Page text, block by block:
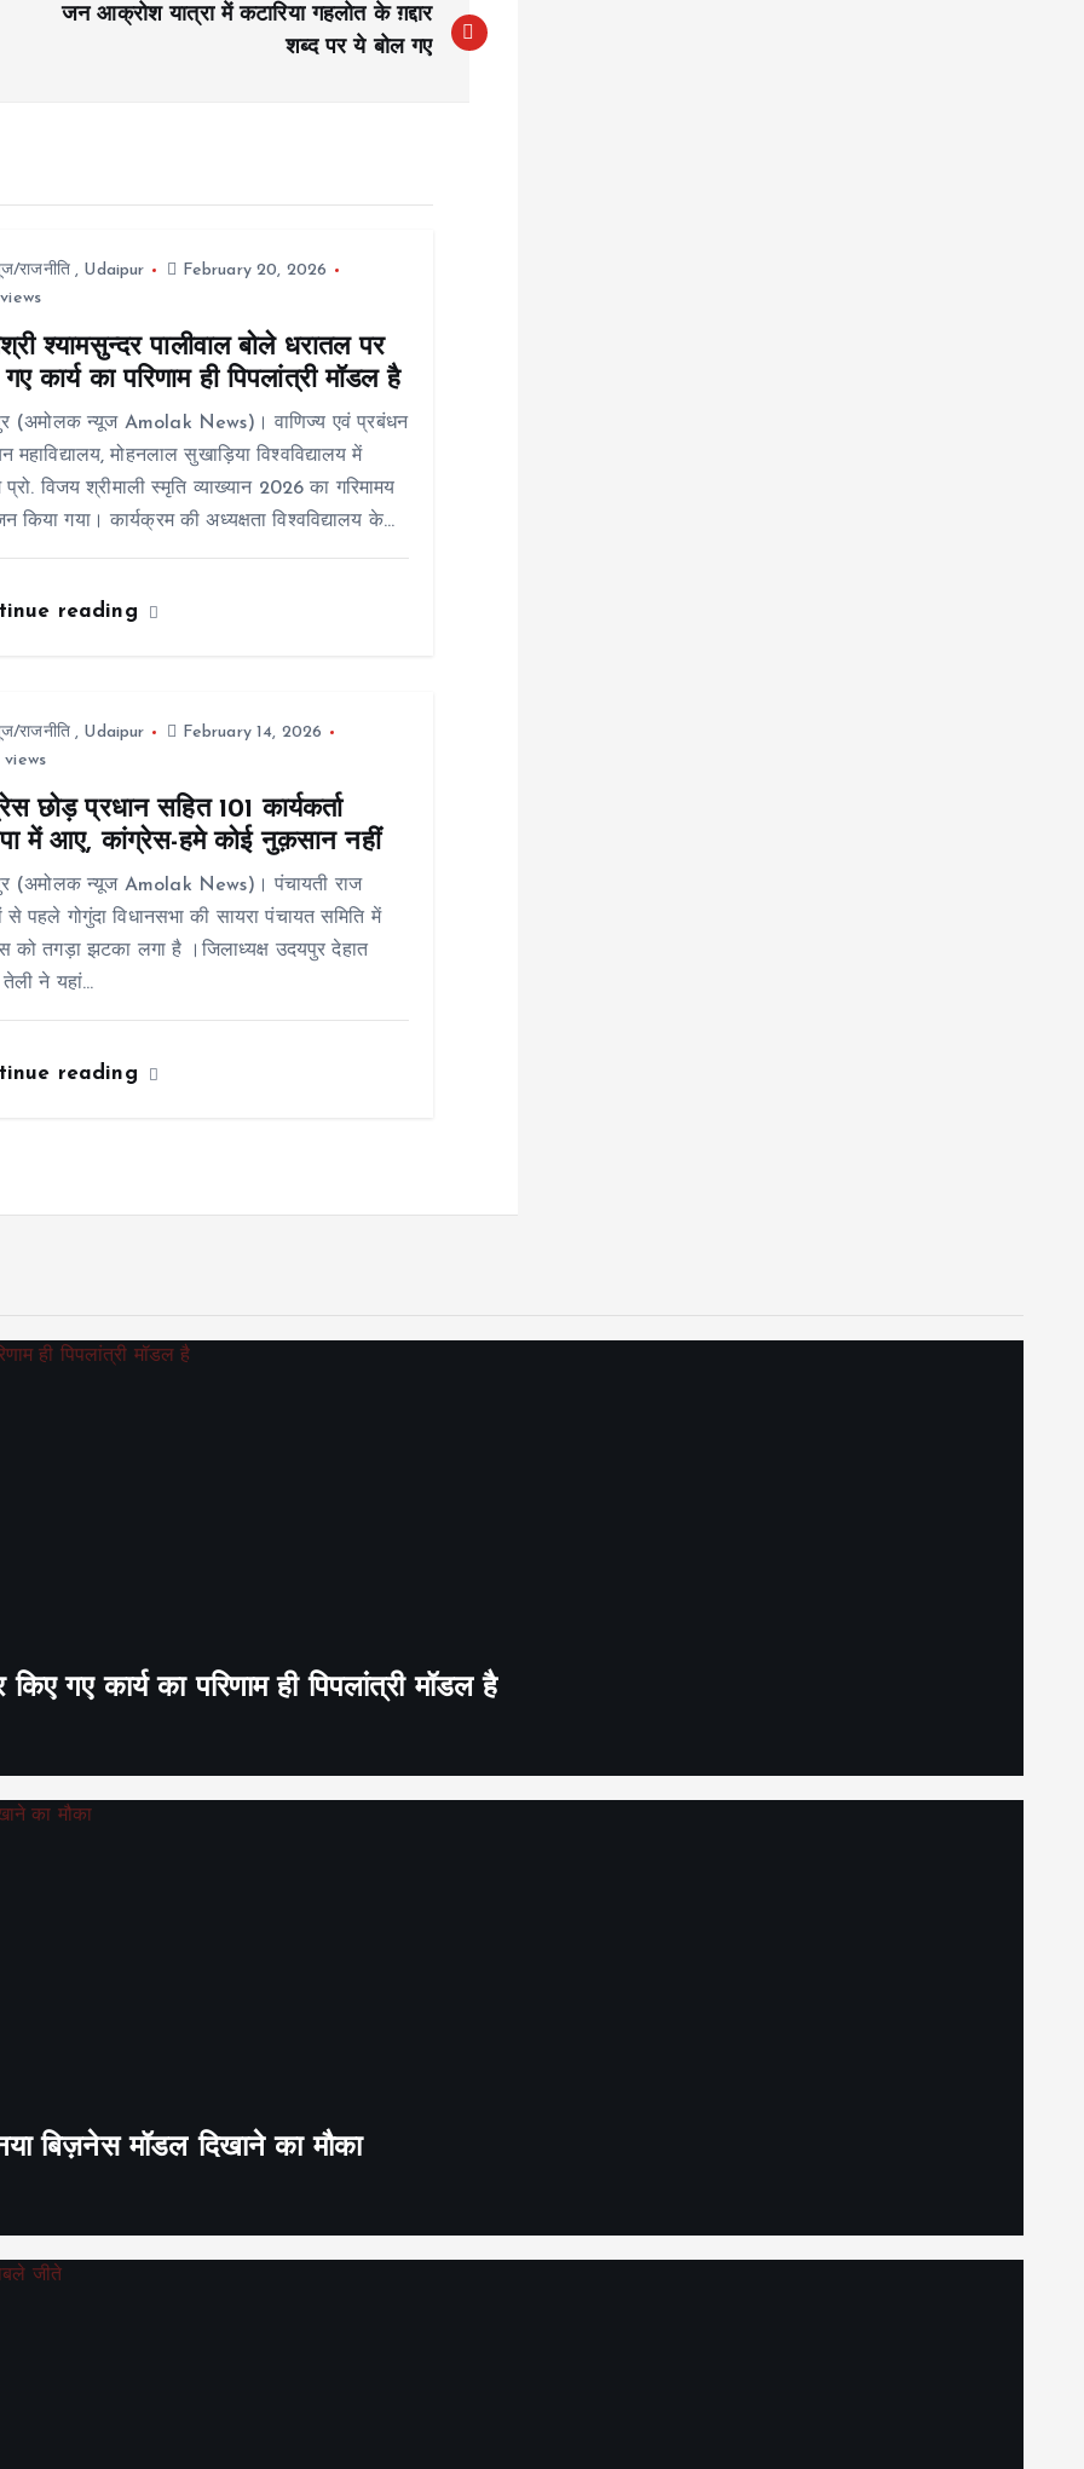
जन आक्रोश यात्रा में कटारिया गहलोत के ग़द्दार
शब्द पर ये बोल गए
राजनीति, Udaipur
February 20, 2026
views
श्यामसुन्दर पालीवाल बोले धरातल पर
कार्य का परिणाम ही पिपलांत्री मॉडल है
(अमोलक न्यूज Amolak News)। वाणिज्य एवं प्रबंधन
महाविद्यालय, मोहनलाल सुखाड़िया विश्वविद्यालय में
विजय श्रीमाली स्मृति व्याख्यान 2026 का गरिमामय
किया गया। कार्यक्रम की अध्यक्षता विश्वविद्यालय के…
reading
राजनीति, Udaipur
February 14, 2026
views
छोड़ प्रधान सहित 101 कार्यकर्ता
में आए, कांग्रेस-हमे कोई नुक़सान नहीं
(अमोलक न्यूज Amolak News)। पंचायती राज
से पहले गोगुंदा विधानसभा की सायरा पंचायत समिति में
को तगड़ा झटका लगा है ।जिलाध्यक्ष उदयपुर देहात
तेली ने यहां…
reading
गए कार्य का परिणाम ही पिपलांत्री मॉडल है
बिज़नेस मॉडल दिखाने का मौका